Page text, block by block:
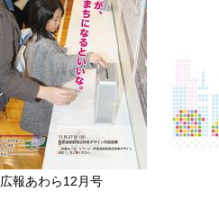
広報あわら12月号